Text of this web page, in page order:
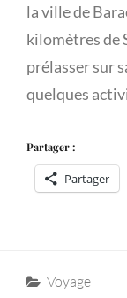
la ville de
kilomètres de
prélasser sur
quelques
Partager :
Partager
Categories
Voyage